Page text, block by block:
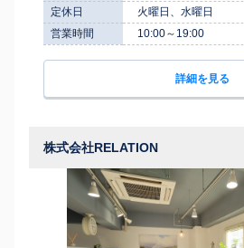
定休日
火曜日、水曜日
営業時間
10:00～19:00
詳細を見る
株式会社RELATION